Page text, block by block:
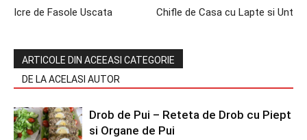
Icre de Fasole Uscata Chifle de Casa cu Lapte si Unt
ARTICOLE DIN ACEEASI CATEGORIE
DE LA ACELASI AUTOR
Drob de Pui – Reteta de Drob cu Piept
si Organe de Pui